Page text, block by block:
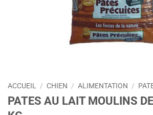
ACCUEIL / CHIEN / ALIMENTATION /
PATES AU LAIT MOULINS